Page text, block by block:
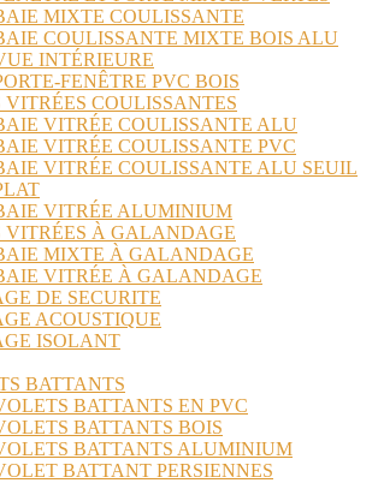
MIXTE COULISSANTE
COULISSANTE MIXTE BOIS ALU
INTÉRIEURE
FENÊTRE PVC BOIS
VITRÉES COULISSANTES
VITRÉE COULISSANTE ALU
VITRÉE COULISSANTE PVC
VITRÉE COULISSANTE ALU SEUIL
VITRÉE ALUMINIUM
VITRÉES À GALANDAGE
MIXTE À GALANDAGE
VITRÉE À GALANDAGE
DE SECURITE
ACOUSTIQUE
ISOLANT
BATTANTS
BATTANTS EN PVC
BATTANTS BOIS
BATTANTS ALUMINIUM
BATTANT PERSIENNES